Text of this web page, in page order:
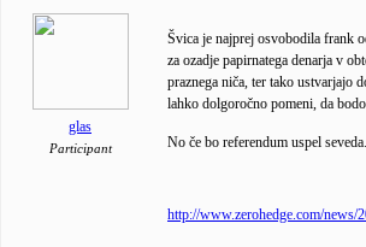
glas
Participant
Švica je najprej osvobodila frank
za ozadje papirnatega denarja v
praznega niča, ter tako ustvarjajo
lahko dolgoročno pomeni, da
No če bo referendum uspel
http://www.zerohedge.com/news/